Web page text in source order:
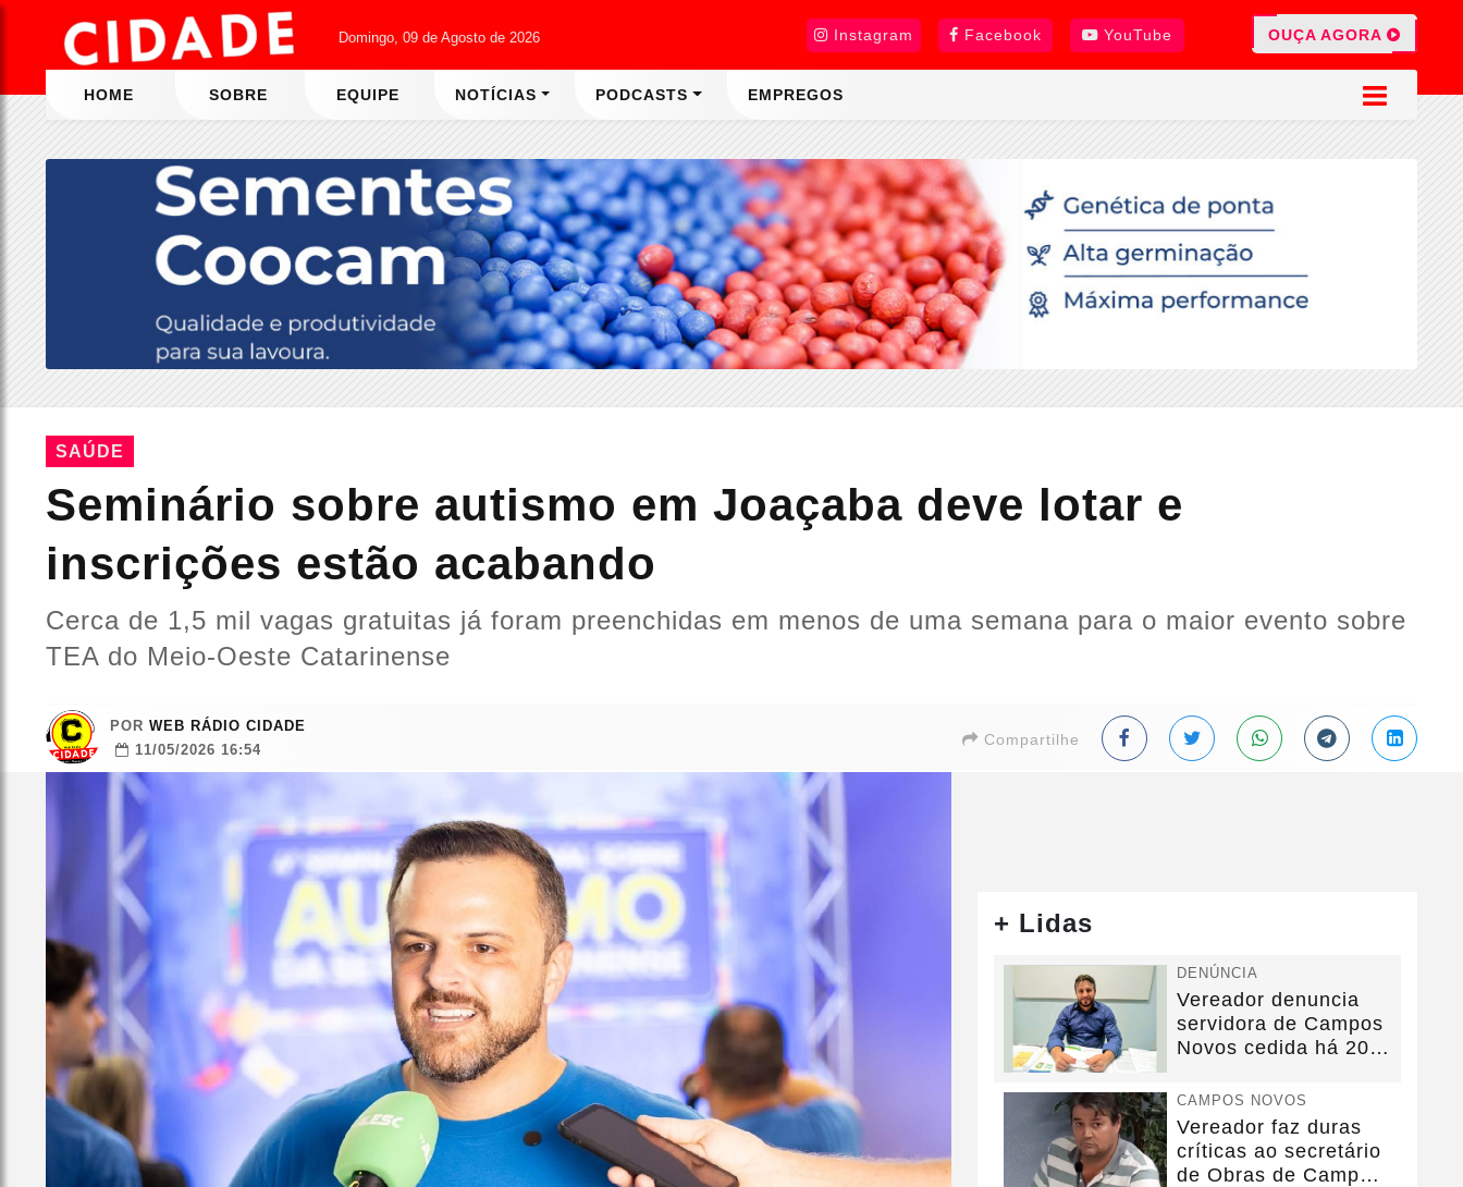
Domingo, 09 de Agosto de 2026 Instagram Facebook YouTube OUÇA AGORA
HOME SOBRE EQUIPE NOTÍCIAS PODCASTS EMPREGOS
SAÚDE
Seminário sobre autismo em Joaçaba deve lotar e
inscrições estão acabando
Cerca de 1,5 mil vagas gratuitas já foram preenchidas em menos de uma semana para o maior evento sobre
TEA do Meio-Oeste Catarinense
POR WEB RÁDIO CIDADE
11/05/2026 16:54
Compartilhe
+ Lidas
DENÚNCIA
Vereador denuncia
servidora de Campos
Novos cedida há 20
CAMPOS NOVOS
Vereador faz duras
críticas ao secretário
de Obras de Campos